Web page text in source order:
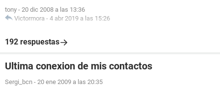
tony - 20 dic 2008 a las 13:36
Victormora - 4 abr 2019 a las 15:26
192 respuestas
Ultima conexion de mis contactos
Sergi_bcn - 20 ene 2009 a las 20:35